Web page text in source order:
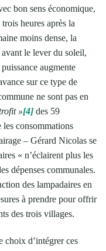
bon sens économique,
heures après la
moins dense, la
le lever du soleil,
augmente
sur ce type de
ne sont pas en
»[4] des 59
consommations
– Gérard Nicolas se
« n’éclairent plus les
dépenses communales.
des lampadaires en
à prendre pour offrir
des trois villages.
choix d’intégrer ces